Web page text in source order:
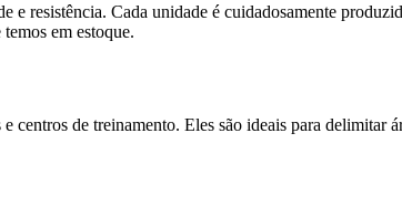
resistência. Cada unidade é cuidadosamente
em estoque.
de treinamento. Eles são ideais para delimitar